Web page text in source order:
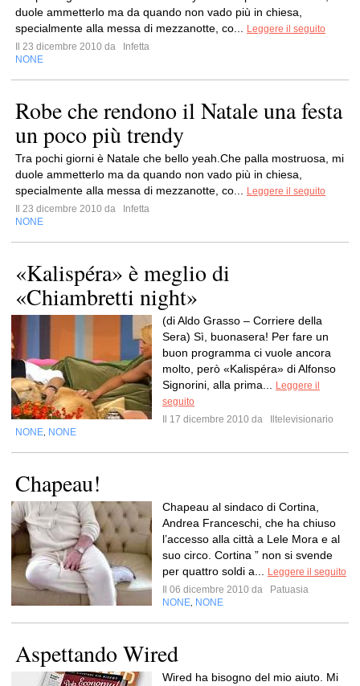
duole ammetterlo ma da quando non vado più in chiesa,
specialmente alla messa di mezzanotte, co...
Leggere il seguito
Il 23 dicembre 2010 da
Infetta
NONE
Robe che rendono il Natale una festa
un poco più trendy
Tra pochi giorni è Natale che bello yeah.Che palla mostruosa, mi
duole ammetterlo ma da quando non vado più in chiesa,
specialmente alla messa di mezzanotte, co...
Leggere il seguito
Il 23 dicembre 2010 da
Infetta
NONE
«Kalispéra» è meglio di
«Chiambretti night»
(di Aldo Grasso – Corriere della
Sera) Sì, buonasera! Per fare un
buon programma ci vuole ancora
molto, però «Kalispéra» di Alfonso
Signorini, alla prima...
Leggere il
seguito
Il 17 dicembre 2010 da
Iltelevisionario
NONE NONE
Chapeau!
Chapeau al sindaco di Cortina,
Andrea Franceschi, che ha chiuso
l’accesso alla città a Lele Mora e al
suo circo. Cortina ” non si svende
per quattro soldi a...
Leggere il seguito
Il 06 dicembre 2010 da
Patuasia
NONE NONE
Aspettando Wired
Wired ha bisogno del mio aiuto. Mi